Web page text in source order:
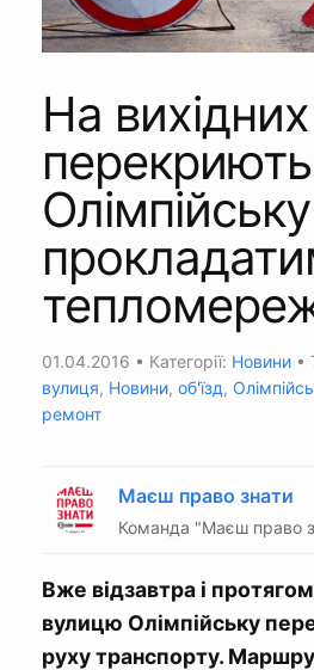
На вихідних
01.04.2016 • Категорії: Новини •
вулиця, Новини, об'їзд,
ремонт
Маєш право знати
Команда "Маєш право
Вже відзавтра і
вулицю Олімпійську
руху транспорту.